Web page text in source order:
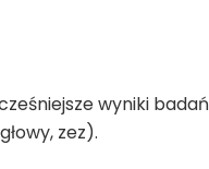
wyniki badań
zez).